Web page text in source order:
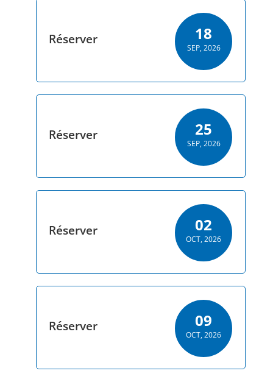
18
SEP, 2026
Réserver
25
SEP, 2026
Réserver
02
OCT, 2026
Réserver
09
OCT, 2026
Réserver